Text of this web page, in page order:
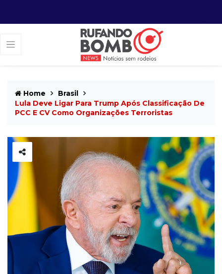
Home
Brasil
Lula Deve Ligar Para Trump Após Classificação De
PCC E CV Como Organizações Terroristas